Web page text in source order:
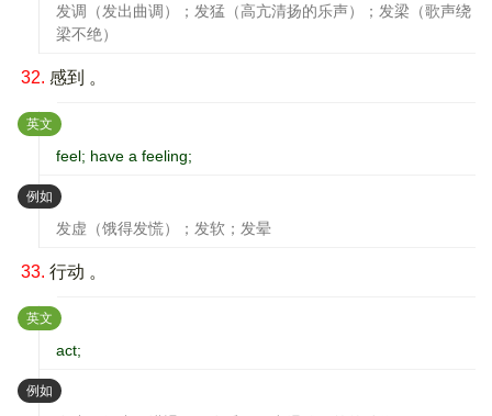
发调（发出曲调）；发猛（高亢清扬的乐声）；发梁（歌声绕
梁不绝）
32. 感到 。
英文 ：
feel; have a feeling;
例如 ：
发虚（饿得发慌）；发软；发晕
33. 行动 。
英文 ：
act;
例如 ：